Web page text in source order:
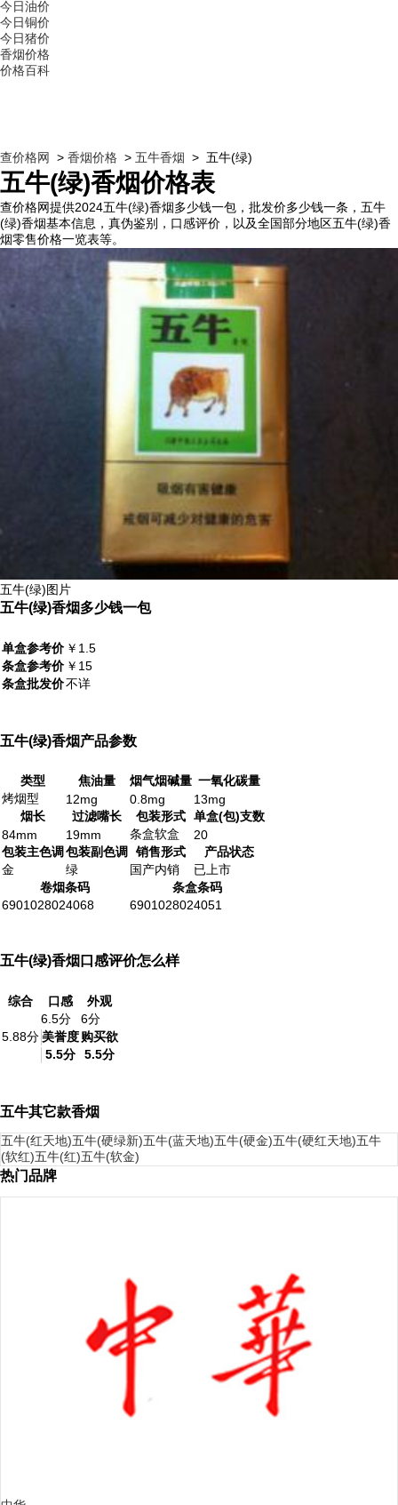
今日油价
今日铜价
今日猪价
香烟价格
价格百科
查价格网 > 香烟价格 > 五牛香烟 > 五牛(绿)
五牛(绿)香烟价格表
查价格网提供2024五牛(绿)香烟多少钱一包，批发价多少钱一条，五牛
(绿)香烟基本信息，真伪鉴别，口感评价，以及全国部分地区五牛(绿)香
烟零售价格一览表等。
五牛(绿)图片
五牛(绿)香烟多少钱一包
单盒参考价 ￥1.5
条盒参考价 ￥15
条盒批发价不详
五牛(绿)香烟产品参数
类型 焦油量 烟气烟碱量 一氧化碳量
烤烟型
12mg 0.8mg
13mg
烟长
过滤嘴长 包装形式 单盒(包)支数
84mm
19mm 条盒软盒
20
包装主色调 包装副色调 销售形式
产品状态
金
绿 国产内销
已上市
卷烟条码
条盒条码
6901028024068
6901028024051
五牛(绿)香烟口感评价怎么样
综合 口感 外观
5.88分
6.5分
6分
美誉度购买欲
5.5分
5.5分
五牛其它款香烟
五牛(红天地)五牛(硬绿新)五牛(蓝天地)五牛(硬金)五牛(硬红天地)五牛
(软红)五牛(红)五牛(软金)
热门品牌